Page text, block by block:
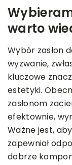
warto
Wybór zasłon
wyzwanie,
kluczowe
estetyki.
zasłonom
efektownie,
Ważne jest,
zapewniał
dobrze